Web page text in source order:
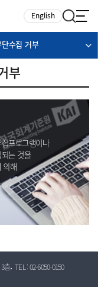
English
단수집 거부
부
프로그램이나
는 것을
의해
3층 TEL : 02-6050-0150